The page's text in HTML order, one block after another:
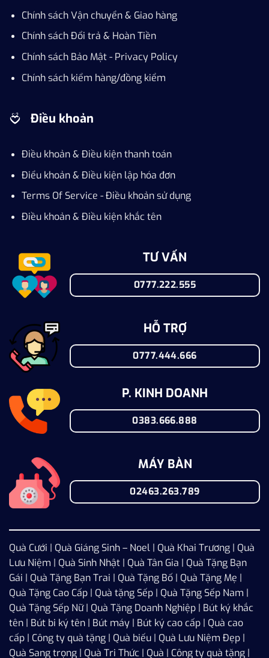
Chính sách Vận chuyển & Giao hàng
Chính sách Đổi trả & Hoàn Tiền
Chính sách Bảo Mật - Privacy Policy
Chính sách kiểm hàng/đồng kiểm
Điều khoản
Điều khoản & Điều kiện thanh toán
Điểu khoản & Điều kiện lập hóa đơn
Terms Of Service - Điều khoản sử dụng
Điều khoản & Điều kiện khắc tên
TƯ VẤN
0777.222.555
HỖ TRỢ
0777.444.666
P. KINH DOANH
0383.666.888
MÁY BÀN
02463.263.789
Quà Cưới | Quà Giáng Sinh – Noel | Quà Khai Trương | Quà
Lưu Niệm | Quà Sinh Nhật | Quà Tân Gia | Quà Tặng Bạn
Gái | Quà Tặng Bạn Trai | Quà Tặng Bố | Quà Tặng Mẹ |
Quà Tặng Cao Cấp | Quà tặng Sếp | Quà Tặng Sếp Nam |
Quà Tặng Sếp Nữ| Quà Tặng Doanh Nghiệp | Bút ký khắc
tên | Bút bi ký tên | Bút máy | Bút ký cao cấp | Quà cao
cấp | Công ty quà tặng | Quà biếu | Quà Lưu Niệm Đẹp |
Quà Sang trọng | Quà Tri Thức | Quà | Công ty quà tặng |